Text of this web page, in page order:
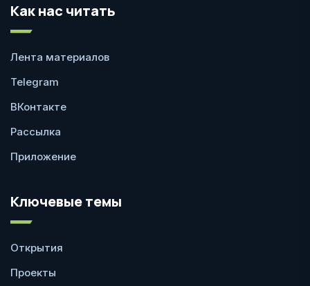
Как нас читать
Лента материалов
Telegram
ВКонтакте
Рассылка
Приложение
Ключевые темы
Открытия
Проекты